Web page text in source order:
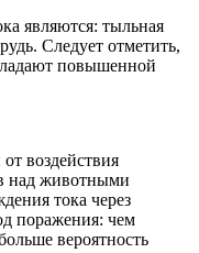
являются: тыльная
Следует отметить,
повышенной
воздействия
над животными
тока через
поражения: чем
вероятность